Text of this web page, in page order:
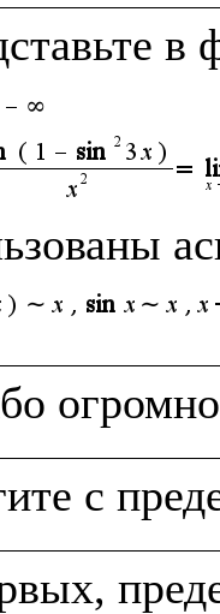
в